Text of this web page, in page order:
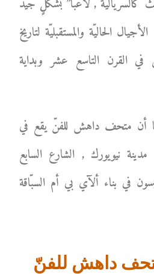
كالسريالية , لاعبا” بشكلٍ جيّد
الحاليّة والمستقبليّة لتاريخ
في القرن التاسع عشر وبداية
أن متحف داهش للفنّ يقع في
نيويورك , الشارع السابع
في بناء ألآي بي أم السبّاقة
داهش للفنّ